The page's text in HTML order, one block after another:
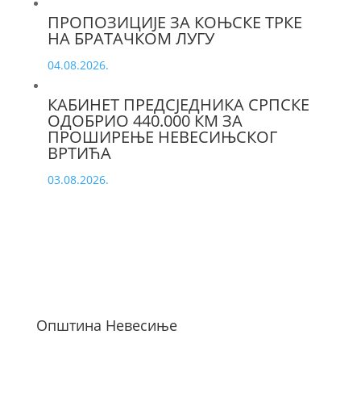
ПРОПОЗИЦИЈЕ ЗА КОЊСКЕ ТРКЕ
НА БРАТАЧКОМ ЛУГУ
04.08.2026.
КАБИНЕТ ПРЕДСЈЕДНИКА СРПСКЕ
ОДОБРИО 440.000 КМ ЗА
ПРОШИРЕЊЕ НЕВЕСИЊСКОГ
ВРТИЋА
03.08.2026.
Општина Невесиње